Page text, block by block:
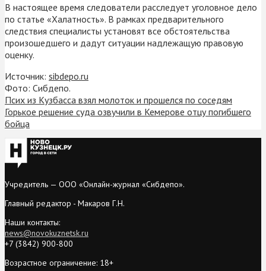
В настоящее время следователи расследует уголовное дело
по статье «Халатность». В рамках предварительного
следствия специалисты установят все обстоятельства
произошедшего и дадут ситуации надлежащую правовую
оценку.
Источник: sibdepo.ru
Фото: Сибдепо.
Псих из Кузбасса взял молоток и прошелся по соседям
Горькое решение суда озвучили в Кемерове отцу погибшего
бойца
Учредитель — ООО «Онлайн-журнал «Сибдепо».
Главный редактор - Макаров Г.Н.
Наши контакты:
news@novokuznetsk.ru
+7 (3842) 900-800
Возрастное ограничение: 18+